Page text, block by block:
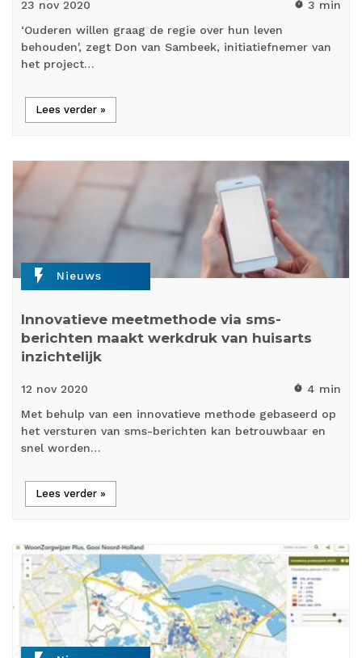
23 nov 2020 timer 3 min
‘Ouderen willen graag de regie over hun leven
behouden', zegt Don van Sambeek, initiatiefnemer van
het project…
Lees verder »
flash_on Nieuws
Innovatieve meetmethode via sms-
berichten maakt werkdruk van huisarts
inzichtelijk
12 nov 2020 timer 4 min
Met behulp van een innovatieve methode gebaseerd op
het versturen van sms-berichten kan betrouwbaar en
snel worden…
Lees verder »